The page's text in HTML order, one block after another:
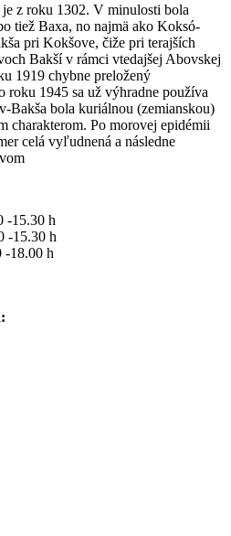
z roku 1302. V minulosti bola
tiež Baxa, no najmä ako Koksó-
pri Kokšove, čiže pri terajších
Bakší v rámci vtedajšej Abovskej
1919 chybne preložený
roku 1945 sa už výhradne používa
Bakša bola kuriálnou (zemianskou)
charakterom. Po morovej epidémii
celá vyľudnená a následne
-15.30 h
-15.30 h
-18.00 h